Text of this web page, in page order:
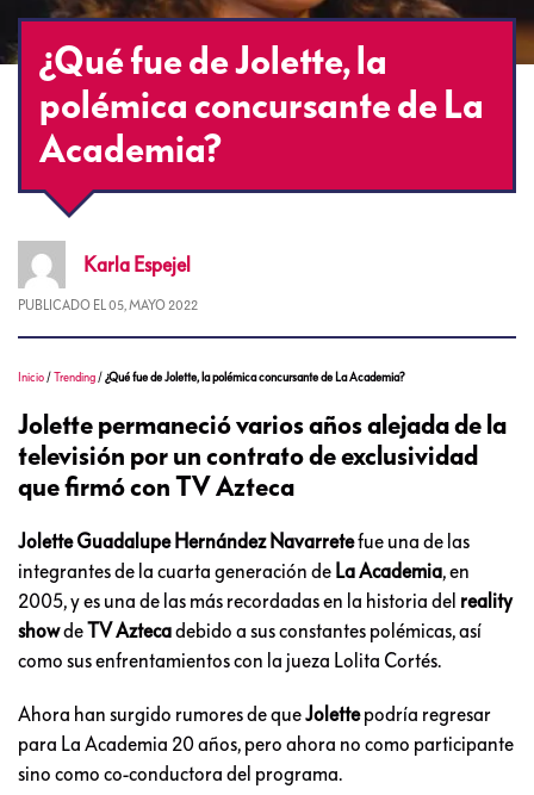
¿Qué fue de Jolette, la
polémica concursante de La
Academia?
Karla Espejel
PUBLICADO EL 05, MAYO 2022
Inicio /Trending /¿Qué fue de Jolette, la polémica concursante de La Academia?
Jolette permaneció varios años alejada de la
televisión por un contrato de exclusividad
que firmó con TV Azteca
Jolette Guadalupe Hernández Navarretefue una de las
integrantes de la cuarta generación de La Academia, en
2005, y es una de las más recordadas en la historia del reality
showdeTV Aztecadebido a sus constantes polémicas, así
como sus enfrentamientos con la jueza Lolita Cortés.
Ahora han surgido rumores de queJolettepodría regresar
para La Academia 20 años, pero ahora no como participante
sino como co-conductora del programa.